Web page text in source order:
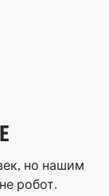
но нашим
робот.